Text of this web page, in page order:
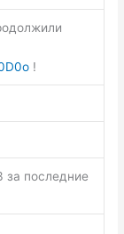
!
последние